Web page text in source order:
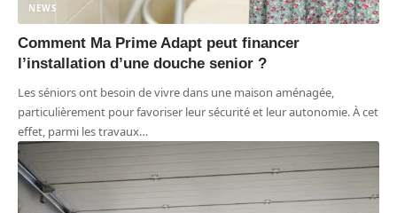
NEWS
Comment Ma Prime Adapt peut financer
l’installation d’une douche senior ?
Les séniors ont besoin de vivre dans une maison aménagée,
particulièrement pour favoriser leur sécurité et leur autonomie. À cet
effet, parmi les travaux…